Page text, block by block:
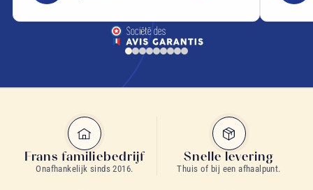
Frans familiebedrijf
Onafhankelijk sinds 2016.
Snelle levering
Thuis of bij een afhaalpunt.